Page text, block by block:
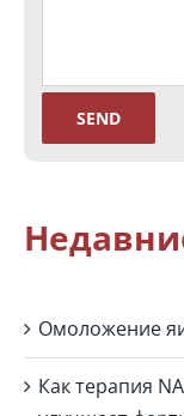
Омоложение
Как терапия